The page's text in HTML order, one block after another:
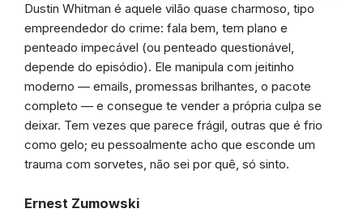
Dustin Whitman é aquele vilão quase charmoso, tipo
empreendedor do crime: fala bem, tem plano e
penteado impecável (ou penteado questionável,
depende do episódio). Ele manipula com jeitinho
moderno — emails, promessas brilhantes, o pacote
completo — e consegue te vender a própria culpa se
deixar. Tem vezes que parece frágil, outras que é frio
como gelo; eu pessoalmente acho que esconde um
trauma com sorvetes, não sei por quê, só sinto.
Ernest Zumowski